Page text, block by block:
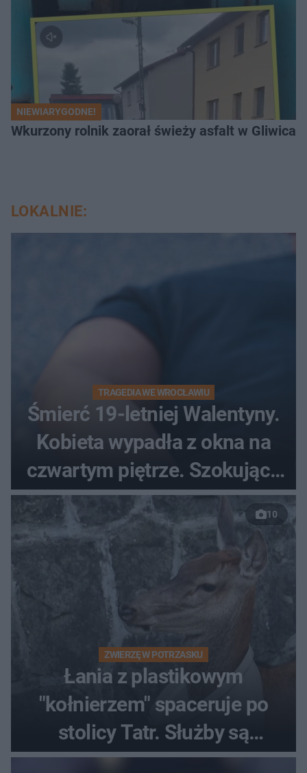
NIEWIARYGODNE!
Wkurzony rolnik zaorał świeży asfalt w
LOKALNIE:
TRAGEDIA WE WROCŁAWIU
Śmierć 19-letniej Walentyny.
Kobieta wypadła z okna na
czwartym piętrze. Szokujące
nagranie trafiło do sieci
10
ZWIERZĘ W POTRZASKU
Łania z plastikowym
"kołnierzem" spaceruje po
stolicy Tatr. Służby są
bezradne